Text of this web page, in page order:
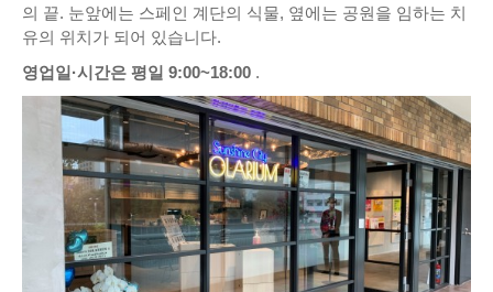
의 끝. 눈앞에는 스페인 계단의 식물, 옆에는 공원을 임하는 치
유의 위치가 되어 있습니다.
영업일·시간은 평일 9:00~18:00 .